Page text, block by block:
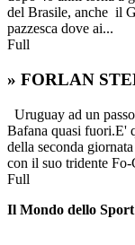
del Brasile, anche il
pazzesca dove ai...
Full
» FORLAN
Uruguay ad un
Bafana quasi fuori.E'
della seconda
con il suo tridente Fo-
Full
Il Mondo dello